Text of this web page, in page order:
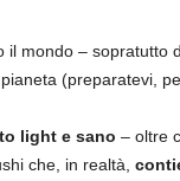
il mondo – sopratutto
(preparatevi,
light e sano – oltre
che, in realtà,